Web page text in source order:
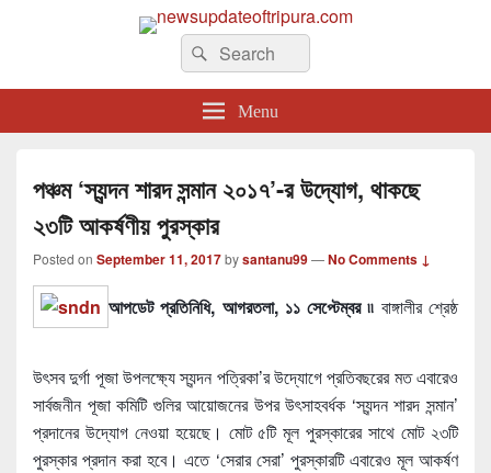
newsupdateoftripura.com
The one & only exceptional Bengali Version online news & infotainment portal
in Tripura.
Search
for:
Search
Menu
পঞ্চম ‘স্যন্দন শারদ সন্মান ২০১৭’-র উদ্যোগ, থাকছে
২৩টি আকর্ষণীয় পুরস্কার
Posted on September 11, 2017bysantanu99—No Comments ↓
আপডেট প্রতিনিধি, আগরতলা, ১১ সেপ্টেম্বর ৷৷ বাঙ্গালীর শ্রেষ্ঠ
উৎসব দুর্গা পূজা উপলক্ষ্যে স্যন্দন পত্রিকা’র উদ্যোগে প্রতিবছরের মত এবারেও
সার্বজনীন পূজা কমিটি গুলির আয়োজনের উপর উৎসাহবর্ধক ‘স্যন্দন শারদ সন্মান’
প্রদানের উদ্যোগ নেওয়া হয়েছে। মোট ৫টি মূল পুরস্কারের সাথে মোট ২৩টি
পুরস্কার প্রদান করা হবে। এতে ‘সেরার সেরা’ পুরস্কারটি এবারেও মূল আকর্ষণ